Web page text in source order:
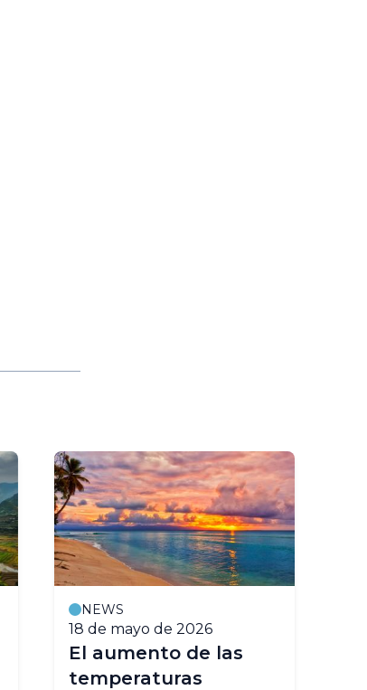
NEWS
18 de mayo de 2026
El aumento de las
temperaturas